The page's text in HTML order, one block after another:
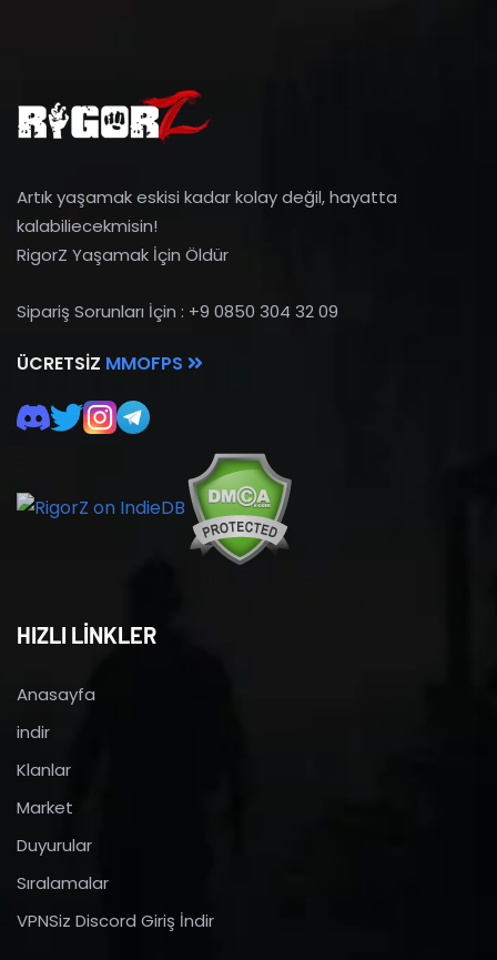
Artık yaşamak eskisi kadar kolay değil, hayatta
kalabiliecekmisin!
RigorZ Yaşamak İçin Öldür
Sipariş Sorunları İçin : +9 0850 304 32 09
ÜCRETSIZ MMOFPS
HIZLI LİNKLER
Anasayfa
indir
Klanlar
Market
Duyurular
Sıralamalar
VPNSiz Discord Giriş İndir